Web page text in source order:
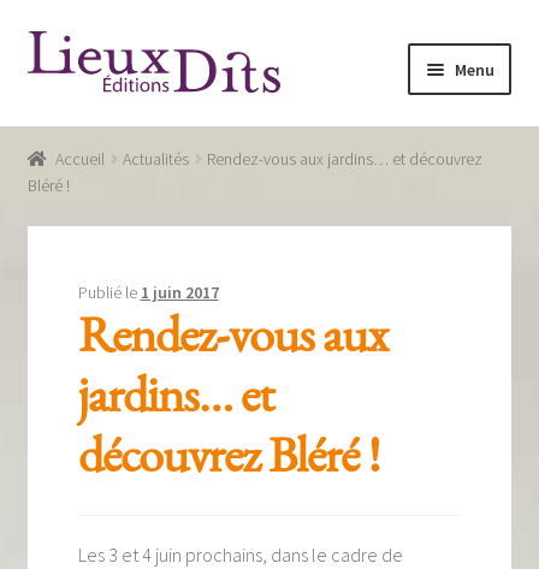
Aller
à
navigation
Aller
au
Menu
Accueil
Commande
Conditions générales de vente
Glossaire
Mentions légales / Données personnelles
Mon compte
Tous nos livres
Accueil Actualités
Rendez-vous aux jardins… et découvrez
Bléré !
Publié le 1 juin 2017
Rendez-vous aux
jardins… et
découvrez Bléré !
Les 3 et 4 juin prochains, dans le cadre de